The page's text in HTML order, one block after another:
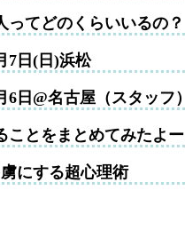
ってどのくらいいるの？
7日(日)浜松
6日@名古屋（スタッフ）
ことをまとめてみたよー
にする超心理術